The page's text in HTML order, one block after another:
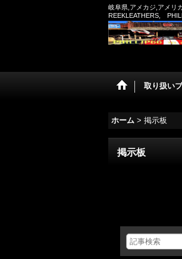
岐阜県,アメカジ,アメリ
REEKLEATHERS,
取り扱い
ホーム > 掲示板
掲示板